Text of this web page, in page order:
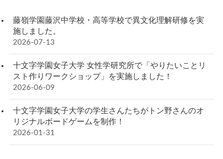
藤嶺学園藤沢中学校・高等学校で異文化理解研修を実
施しました。
2026-07-13
十文字学園女子大学 女性学研究所で「やりたいことリ
スト作りワークショップ」を実施しました！
2026-06-09
十文字学園女子大学の学生さんたちがトン野さんのオ
リジナルボードゲームを制作！
2026-01-31